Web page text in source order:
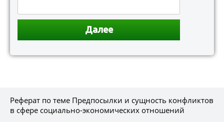
Реферат по теме Предпосылки и сущность конфликтов
в сфере социально-экономических отношений